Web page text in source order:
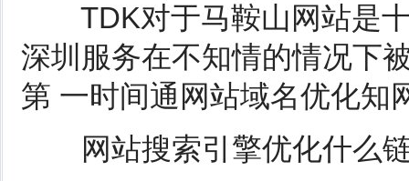
TDK对于马鞍山网站是十
深圳服务在不知情的情况下
第 一时间通网站域名优化知
网站搜索引擎优化什么